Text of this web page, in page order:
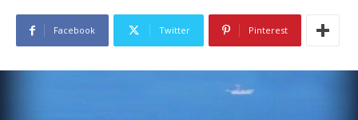
Facebook Twitter Pinterest